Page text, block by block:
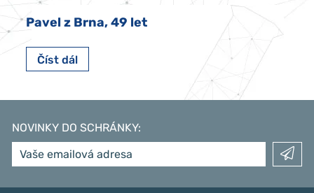
Pavel z Brna, 49 let
Číst dál
NOVINKY DO SCHRÁNKY: